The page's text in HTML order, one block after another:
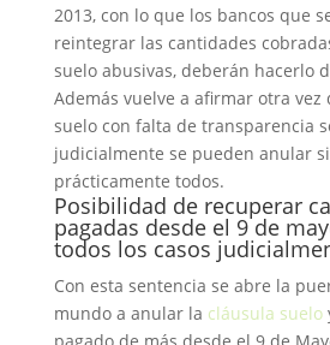
2013, con lo que los bancos que
reintegrar las cantidades
suelo abusivas, deberán hacerlo
Además vuelve a afirmar otra vez
suelo con falta de transparencia
judicialmente se pueden anular
prácticamente todos.
Posibilidad de recuperar
pagadas desde el 9 de
todos los casos
Con esta sentencia se abre la
mundo a anular la cláusula suelo
pagado de más desde el 9 de